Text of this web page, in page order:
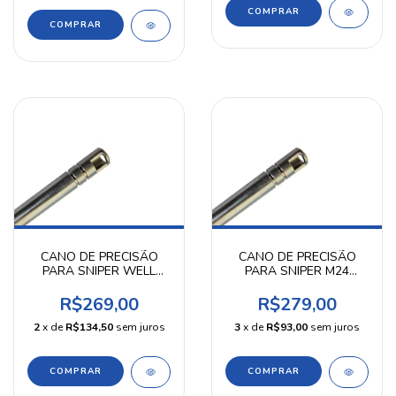
CANO DE PRECISÃO
PARA SNIPER WELL
MM KPP
R$269,00
2 x deR$134,50 sem juros
CANO DE PRECISÃO
PARA SNIPER M24
MM 532 MM KPP
R$279,00
3x deR$93,00 sem juros